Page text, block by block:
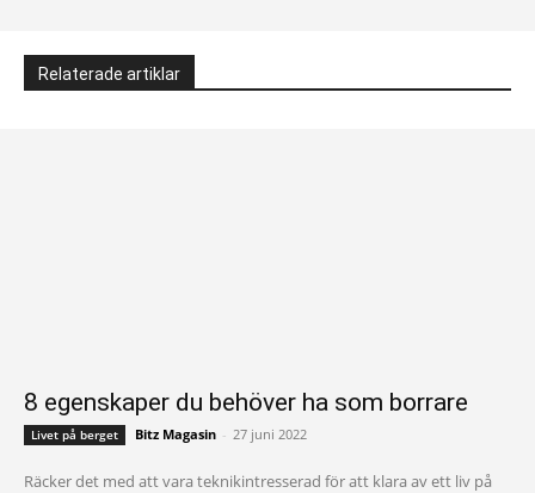
Relaterade artiklar
8 egenskaper du behöver ha som borrare
Livet på berget Bitz Magasin - 27 juni 2022
Räcker det med att vara teknikintresserad för att klara av ett liv på